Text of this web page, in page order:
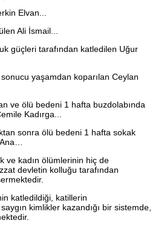
Elvan...
Ali İsmail...
güçleri tarafından katledilen Uğur
sonucu yaşamdan koparılan Ceylan
ve ölü bedeni 1 hafta buzdolabında
Kadırga...
sonra ölü bedeni 1 hafta sokak
ve kadın ölümlerinin hiç de
devletin kolluğu tarafından
katledildiği, katillerin
kimlikler kazandığı bir sistemde,